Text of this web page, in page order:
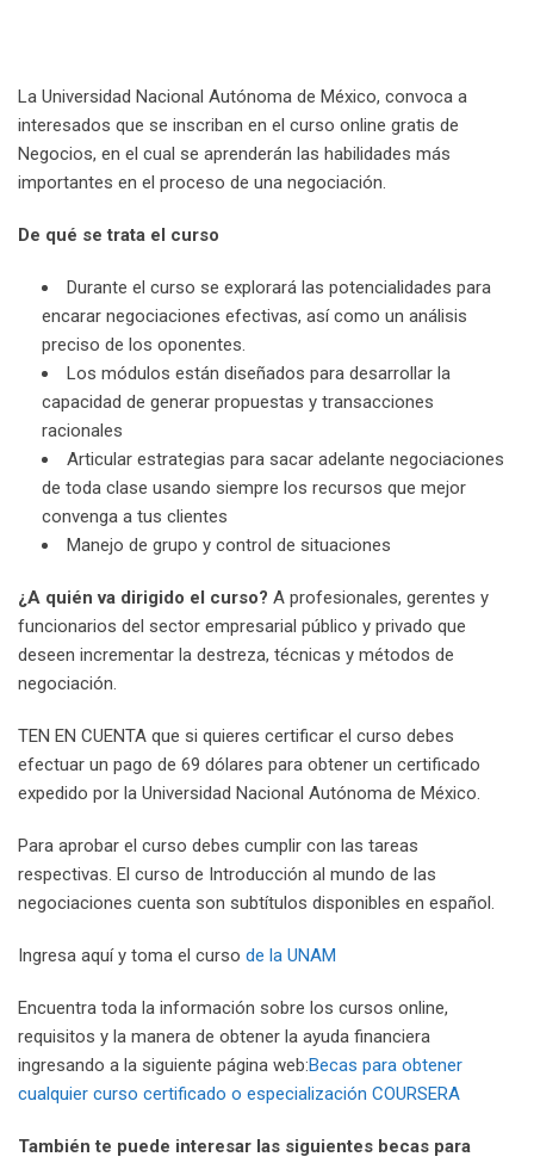
La Universidad Nacional Autónoma de México, convoca a
interesados que se inscriban en el curso online gratis de
Negocios, en el cual se aprenderán las habilidades más
importantes en el proceso de una negociación.
De qué se trata el curso
Durante el curso se explorará las potencialidades para
encarar negociaciones efectivas, así como un análisis
preciso de los oponentes.
Los módulos están diseñados para desarrollar la
capacidad de generar propuestas y transacciones
racionales
Articular estrategias para sacar adelante negociaciones
de toda clase usando siempre los recursos que mejor
convenga a tus clientes
Manejo de grupo y control de situaciones
¿A quién va dirigido el curso? A profesionales, gerentes y
funcionarios del sector empresarial público y privado que
deseen incrementar la destreza, técnicas y métodos de
negociación.
TEN EN CUENTA que si quieres certificar el curso debes
efectuar un pago de 69 dólares para obtener un certificado
expedido por la Universidad Nacional Autónoma de México.
Para aprobar el curso debes cumplir con las tareas
respectivas. El curso de Introducción al mundo de las
negociaciones cuenta son subtítulos disponibles en español.
Ingresa aquí y toma el curso de la UNAM
Encuentra toda la información sobre los cursos online,
requisitos y la manera de obtener la ayuda financiera
ingresando a la siguiente página web:Becas para obtener
cualquier curso certificado o especialización COURSERA
También te puede interesar las siguientes becas para